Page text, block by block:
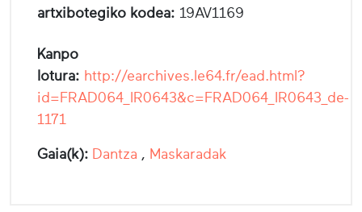
artxibotegiko kodea: 19AV1169
Kanpo
lotura: http://earchives.le64.fr/ead.html?
id=FRAD064_IR0643&c=FRAD064_IR0643_de-
1171
Gaia(k): Dantza , Maskaradak